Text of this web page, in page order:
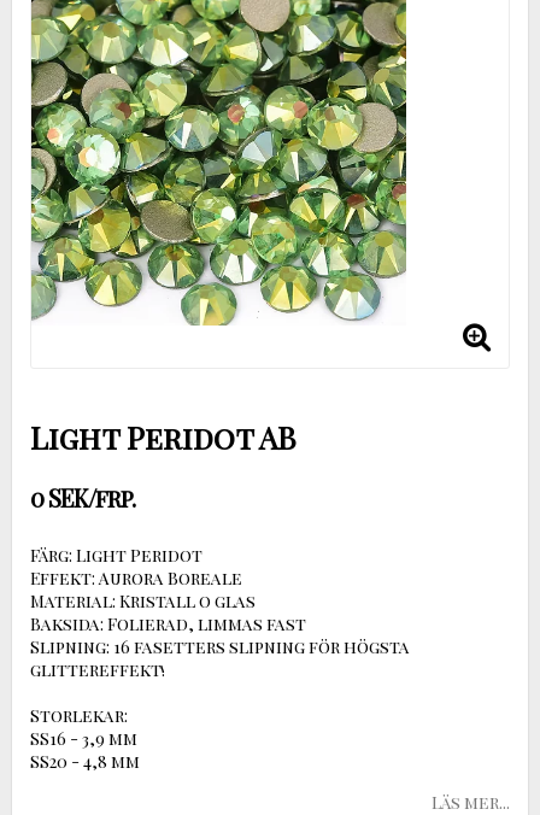
Light Peridot AB
0 SEK/frp.
Färg: Light Peridot
Effekt: Aurora Boreale
Material: Kristall o glas
Baksida: Folierad, limmas fast
Slipning: 16 fasetters slipning för högsta
glittereffekt!
Storlekar:
SS16 - 3,9 mm
SS20 - 4,8 mm
Läs mer...